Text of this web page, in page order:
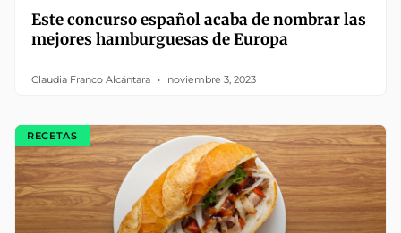
Este concurso español acaba de nombrar las
mejores hamburguesas de Europa
Claudia Franco Alcántara noviembre 3, 2023
RECETAS